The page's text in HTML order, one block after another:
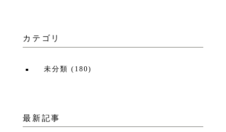
カテゴリ
未分類 ( 180)
最新記事